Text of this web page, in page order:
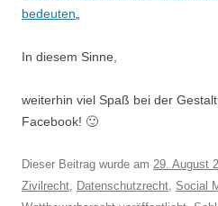
bedeuten
In diesem Sinne,
weiterhin viel Spaß bei der
Facebook! 🙂
Dieser Beitrag wurde am 29. August
Zivilrecht
Datenschutzrecht Social